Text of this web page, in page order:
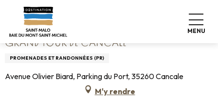
contenu
principal
MENU
Accueil Grand Tour de Cancale
GRAND TOUR DE CANCALE
PROMENADES ET RANDONNÉES (PR)
Avenue Olivier Biard, Parking du Port, 35260 Cancale
M'y rendre